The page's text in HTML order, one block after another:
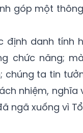
góp một
định danh tính
chức năng;
chúng ta tin
nhiệm, nghĩa
ngã xuống vì